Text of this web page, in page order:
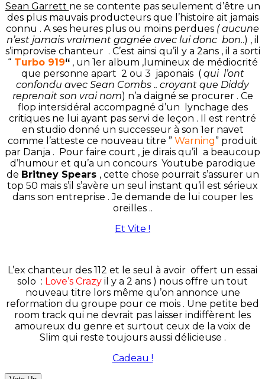
Sean Garrett ne se contente pas seulement d’être un
des plus mauvais producteurs que l’histoire ait jamais
connu . A ses heures plus ou moins perdues ( aucune
n’est jamais vraiment gagnée avec lui donc bon..) , il
s’improvise chanteur . C’est ainsi qu’il y a 2ans , il a sorti
“ Turbo 919“, un 1er album ,lumineux de médiocrité
que personne apart 2 ou 3 japonais (qui l’ont
confondu avec Sean Combs .. croyant que Diddy
reprenait son vrai nom) n’a daigné se procurer . Ce
flop intersidéral accompagné d’un lynchage des
critiques ne lui ayant pas servi de leçon . Il est rentré
en studio donné un successeur à son 1er navet
comme l’atteste ce nouveau titre ” Warning” produit
par Danja . Pour faire court , je dirais qu’il a beaucoup
d’humour et qu’a un concours Youtube parodique
de Britney Spears , cette chose pourrait s’assurer un
top 50 mais s’il s’avère un seul instant qu’il est sérieux
dans son entreprise . Je demande de lui couper les
oreilles ..
Et Vite !
L’ex chanteur des 112 et le seul à avoir offert un essai
solo : Love’s Crazy il y a 2 ans ) nous offre un tout
nouveau titre lors même qu’on annonce une
reformation du groupe pour ce mois . Une petite bed
room track qui ne devrait pas laisser indiffèrent les
amoureux du genre et surtout ceux de la voix de
Slim qui reste toujours aussi délicieuse .
Cadeau !